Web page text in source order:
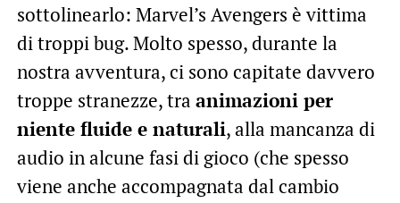
sottolinearlo: Marvel’s Avengers è vittima
di troppi bug. Molto spesso, durante la
nostra avventura, ci sono capitate davvero
troppe stranezze, tra animazioni per
niente fluide e naturali, alla mancanza di
audio in alcune fasi di gioco (che spesso
viene anche accompagnata dal cambio